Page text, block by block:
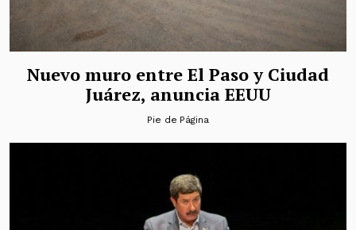
Nuevo muro entre El Paso y Ciudad
Juárez, anuncia EEUU
Pie de Página